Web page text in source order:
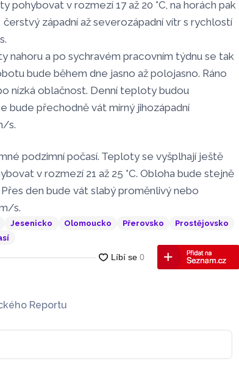
pohybovat v rozmezí 17 až 20 °C, na horách pak
čerstvý západní až severozápadní vítr s rychlostí
nahoru a po sychravém pracovním týdnu se tak
bude během dne jasno až polojasno. Ráno
nízká oblačnost. Denní teploty budou
bude přechodně vát mírný jihozápadní
s.
podzimní počasí. Teploty se vyšplhají ještě
v rozmezí 21 až 25 °C. Obloha bude stejně
den bude vát slabý proměnlivý nebo
s.
Jesenicko Olomoucko Přerovsko
Prostějovsko
Reportu